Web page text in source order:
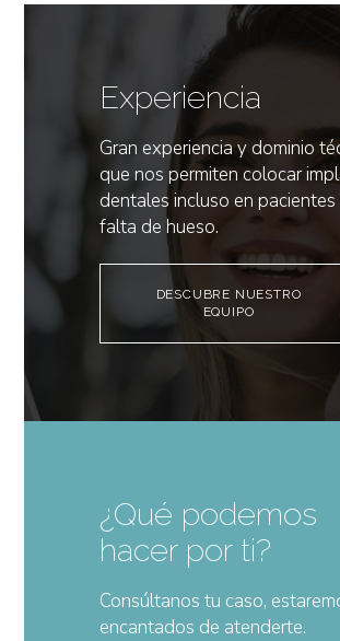
Experiencia
Gran experiencia y dominio
que nos permiten colocar
dentales incluso en pacientes
falta de hueso.
DESCUBRE NUESTRO
EQUIPO
¿Qué podemos
hacer por ti?
Consúltanos tu caso,
encantados de atenderte.